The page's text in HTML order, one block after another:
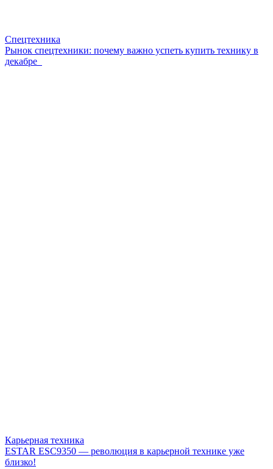
Спецтехника
Рынок спецтехники: почему важно успеть купить технику в
декабре
Карьерная техника
ESTAR ESC9350 — революция в карьерной технике уже
близко!